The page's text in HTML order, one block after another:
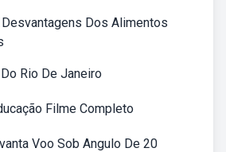
Dos Alimentos
Rio De Janeiro
Filme Completo
Voo Sob Angulo De 20